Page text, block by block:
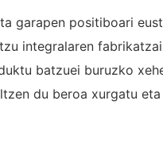
garapen positiboari
integralaren
batzuei buruzko
du beroa xurgatu